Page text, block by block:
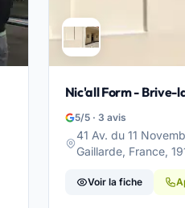
Nic'all Form - Brive-
5/5 · 3 avis
41 Av. du 11
Gaillarde, France,
Voir la fiche